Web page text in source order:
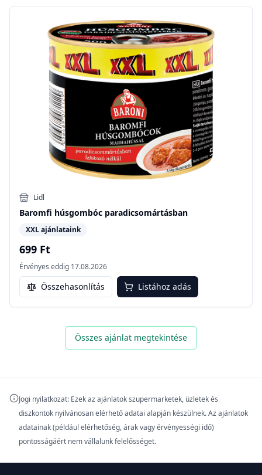
Lidl
Baromfi húsgombóc paradicsomártásban
XXL ajánlataink
699 Ft
Érvényes eddig 17.08.2026
Összehasonlítás Listához adás
Összes ajánlat megtekintése
Jogi nyilatkozat: Ezek az ajánlatok szupermarketek, üzletek és
diszkontok nyilvánosan elérhető adatai alapján készülnek. Az ajánlatok
adatainak (például elérhetőség, árak vagy érvényességi idő)
pontosságáért nem vállalunk felelősséget.